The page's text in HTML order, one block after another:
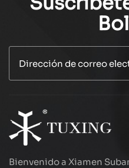
Bienvenido a Xiamen